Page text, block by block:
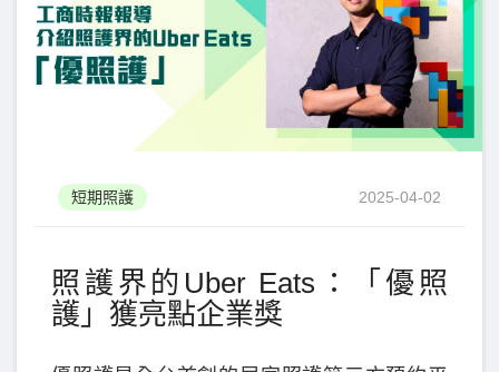
短期照護 2025-04-02
照護界的Uber Eats：「優照
護」獲亮點企業獎